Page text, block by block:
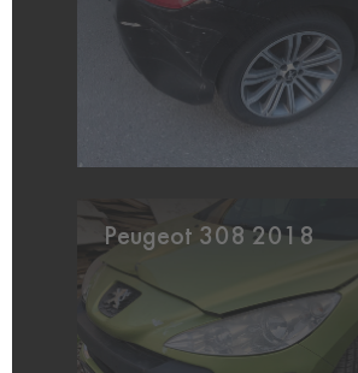
Peugeot 308 2018